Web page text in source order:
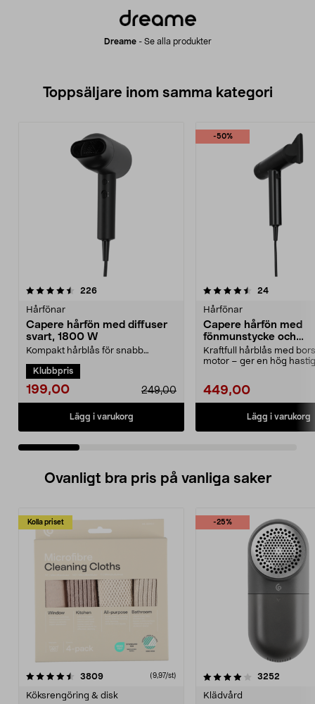
Dreame- Se alla produkter
Toppsäljare inom samma kategori
226recensioner
Hårfönar
Capere hårfön med diffuser
svart, 1800 W
Kompakt hårblås för snabb
hastigheter för pe...
Klubbpris
199,00 249,00
Lägg i varukorg
-50%
4.5 av 5 stjärnor 24recensioner
Hårfönar
Capere hårfön med
fönmunstycke och
kalluftsfunktion,
Kraftfull hårblås med
motor – ger en hög
449,00
Lägg i varukorg
4.5 av 5 stjärnor
Ovanligt bra pris på vanliga saker
Kolla priset
3809recensioner (9,97/st)
Köksrengöring & disk
-25%
4.0av 5 stjärnor 3252
Klädvård
4.5av 5 stjärnor